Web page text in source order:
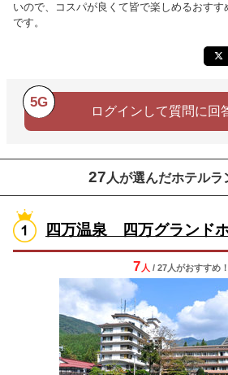
いので、コスパが良くて皆で楽しめるおす
です。
5G
ログインして質問に回
27 人が選んだホテルラ
四万温泉 四万グランド
7 人 / 27人がおすすめ！